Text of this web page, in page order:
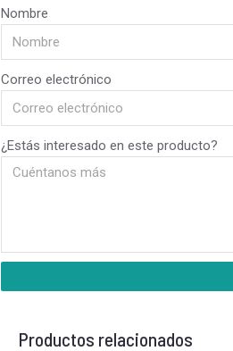
Nombre
Correo electrónico
¿Estás interesado en este producto?
Productos relacionados